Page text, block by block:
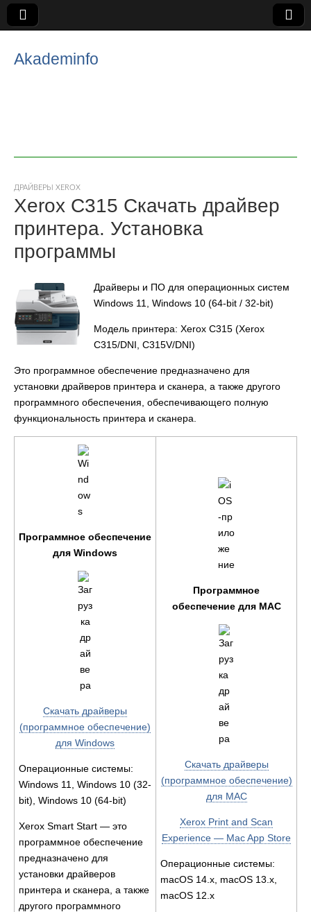
Akademinfo
ДРАЙВЕРЫ XEROX
Xerox C315 Скачать драйвер
принтера. Установка
программы
Драйверы и ПО для операционных систем
Windows 11, Windows 10 (64-bit / 32-bit)
Модель принтера: Xerox C315 (Xerox
C315/DNI, C315V/DNI)
Это программное обеспечение предназначено для
установки драйверов принтера и сканера, а также другого
программного обеспечения, обеспечивающего полную
функциональность принтера и сканера.
Программное обеспечение
для Windows
Скачать драйверы
(программное обеспечение)
для Windows
Операционные системы:
Windows 11, Windows 10 (32-
bit), Windows 10 (64-bit)
Xerox Smart Start — это
программное обеспечение
предназначено для
установки драйверов
принтера и сканера, а также
другого программного
Программное
обеспечение для MAC
Скачать драйверы
(программное обеспечение)
для MAC
Xerox Print and Scan
Experience — Mac App Store
Операционные системы:
macOS 14.x, macOS 13.x,
macOS 12.x